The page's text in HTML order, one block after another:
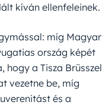
kíván ellenfeleinek.
míg Magyar
ország képét
hogy a Tisza Brüsszel
vezetne be, míg
és a